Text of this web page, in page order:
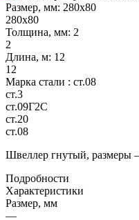
Размер, мм: 280х80
280х80
Толщина, мм: 2
2
Длина, м: 12
12
Марка стали : ст.08
ст.3
ст.09Г2С
ст.20
ст.08
Швеллер гнутый,
Подробности
Характеристики
Размер, мм
—